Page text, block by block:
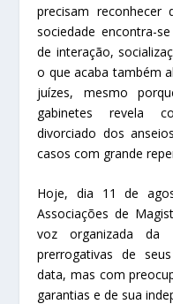
precisam
sociedade encontra-
de interação,
o que acaba também
juízes, mesmo
gabinetes revela
divorciado dos
casos com grande
Hoje, dia 11 de
Associações de
voz organizada da
prerrogativas de
data, mas com
garantias e de sua